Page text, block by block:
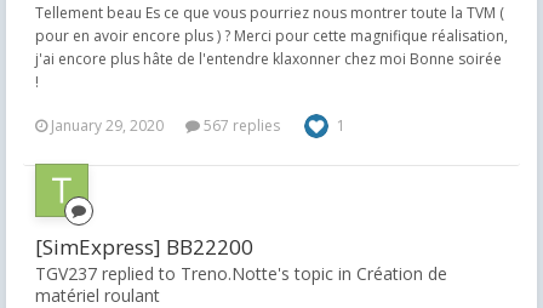
Tellement beau Es ce que vous pourriez nous montrer toute la TVM (
pour en avoir encore plus ) ? Merci pour cette magnifique réalisation,
j'ai encore plus hâte de l'entendre klaxonner chez moi Bonne soirée
!
January 29, 2020 567 replies 1
[SimExpress] BB22200
TGV237 replied to Treno.Notte's topic in Création de
matériel roulant